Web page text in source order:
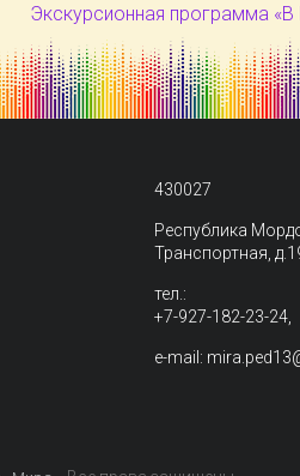
Экскурсионная программа
430027
Республика
Транспортная,
тел.:
+7-927-182-23-24,
e-mail: